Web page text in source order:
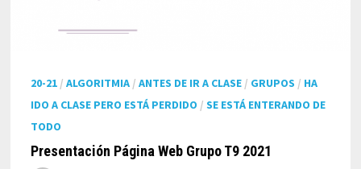
20-21 /ALGORITMIA /ANTES DE IR A CLASE / GRUPOS / HA
IDO A CLASE PERO ESTÁ PERDIDO /SE ESTÁ ENTERANDO DE
TODO
Presentación Página Web Grupo T9 2021